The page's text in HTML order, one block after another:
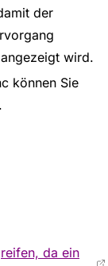
der
wird.
können Sie
da ein